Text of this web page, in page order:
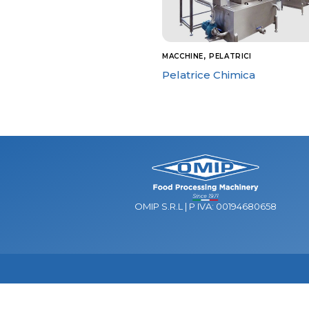
MACCHINE,PELATRICI
Pelatrice Chimica
OMIP S.R.L | P IVA: 00194680658